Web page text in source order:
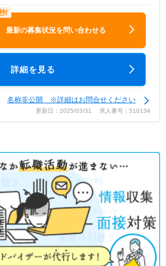
最新の募集状況を問い合わせる
詳細を見る
名称非公開 ※詳細はお問合せください
更新日：2025/03/31 求人番号：510134